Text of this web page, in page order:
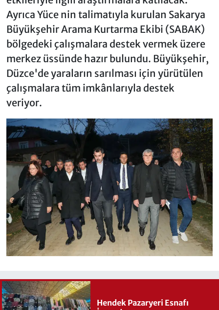
Ayrıca Yüce nin talimatıyla kurulan Sakarya
Büyükşehir Arama Kurtarma Ekibi (SABAK)
bölgedeki çalışmalara destek vermek üzere
merkez üssünde hazır bulundu. Büyükşehir,
Düzce'de yaraların sarılması için yürütülen
çalışmalara tüm imkânlarıyla destek
veriyor.
Hendek Pazaryeri Esnafı